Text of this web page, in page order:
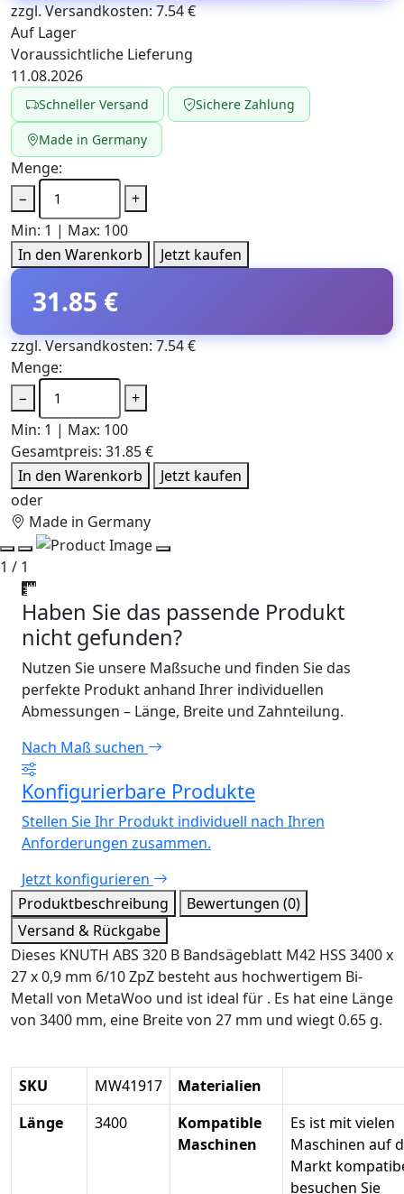
zzgl. Versandkosten: 7.54 €
Auf Lager
Voraussichtliche Lieferung
11.08.2026
Schneller Versand Sichere Zahlung
Made in Germany
Menge:
−
+
Min: 1 | Max: 100
In den Warenkorb
Jetzt kaufen
31.85 €
zzgl. Versandkosten: 7.54 €
Menge:
−
+
Min: 1 | Max: 100
Gesamtpreis: 31.85 €
In den Warenkorb
Jetzt kaufen
oder
Made in Germany
1 / 1
Haben Sie das passende Produkt
nicht gefunden?
Nutzen Sie unsere Maßsuche und finden Sie das
perfekte Produkt anhand Ihrer individuellen
Abmessungen – Länge, Breite und Zahnteilung.
Nach Maß suchen
Konfigurierbare Produkte
Stellen Sie Ihr Produkt individuell nach Ihren
Anforderungen zusammen.
Jetzt konfigurieren
Produktbeschreibung
Bewertungen (0)
Versand & Rückgabe
Dieses KNUTH ABS 320 B Bandsägeblatt M42 HSS 3400 x
27 x 0,9 mm 6/10 ZpZ besteht aus hochwertigem Bi-
Metall von MetaWoo und ist ideal für . Es hat eine Länge
von 3400 mm, eine Breite von 27 mm und wiegt 0.65 g.
SKU MW41917
Materialien
Länge
3400
Kompatible
Maschinen
Es ist mit vielen
Maschinen auf
Markt
besuchen Sie